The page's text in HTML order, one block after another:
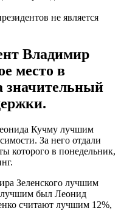
не является
Владимир
место в
значительный
Кучму лучшим
За него отдали
которого в понедельник,
Зеленского лучшим
лучшим был Леонид
считают лучшим 12%,